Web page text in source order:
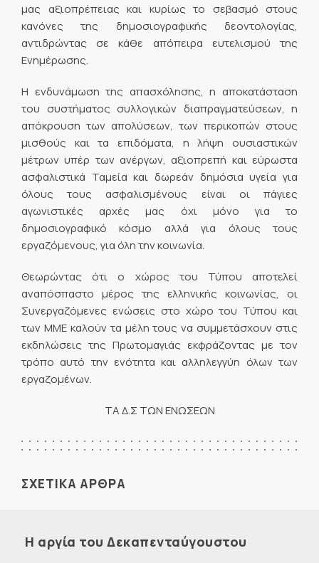
μας αξιοπρέπειας και κυρίως το σεβασμό στους
κανόνες της δημοσιογραφικής δεοντολογίας,
αντιδρώντας σε κάθε απόπειρα ευτελισμού της
Ενημέρωσης.
H ενδυνάμωση της απασχόλησης, η αποκατάσταση
του συστήματος συλλογικών διαπραγματεύσεων, η
απόκρουση των απολύσεων, των περικοπών στους
μισθούς και τα επιδόματα, η λήψη ουσιαστικών
μέτρων υπέρ των ανέργων, αξιοπρεπή και εύρωστα
ασφαλιστικά Ταμεία και δωρεάν δημόσια υγεία για
όλους τους ασφαλισμένους είναι οι πάγιες
αγωνιστικές αρχές μας όχι μόνο για το
δημοσιογραφικό κόσμο αλλά για όλους τους
εργαζόμενους, για όλη την κοινωνία.
Θεωρώντας ότι ο χώρος του Τύπου αποτελεί
αναπόσπαστο μέρος της ελληνικής κοινωνίας, οι
Συνεργαζόμενες ενώσεις στο χώρο του Τύπου και
των ΜΜΕ καλούν τα μέλη τους να συμμετάσχουν στις
εκδηλώσεις της Πρωτομαγιάς εκφράζοντας με τον
τρόπο αυτό την ενότητα και αλληλεγγύη όλων των
εργαζομένων.
ΤΑ Δ.Σ ΤΩΝ ΕΝΩΣΕΩΝ
ΣΧΕΤΙΚΑ ΑΡΘΡΑ
Η αργία του Δεκαπενταύγουστου